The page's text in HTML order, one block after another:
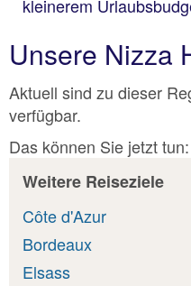
kleinerem
Unsere Nizza
Aktuell sind zu dieser
verfügbar.
Das können Sie jetzt tun:
Weitere Reiseziele
Côte d'Azur
Bordeaux
Elsass